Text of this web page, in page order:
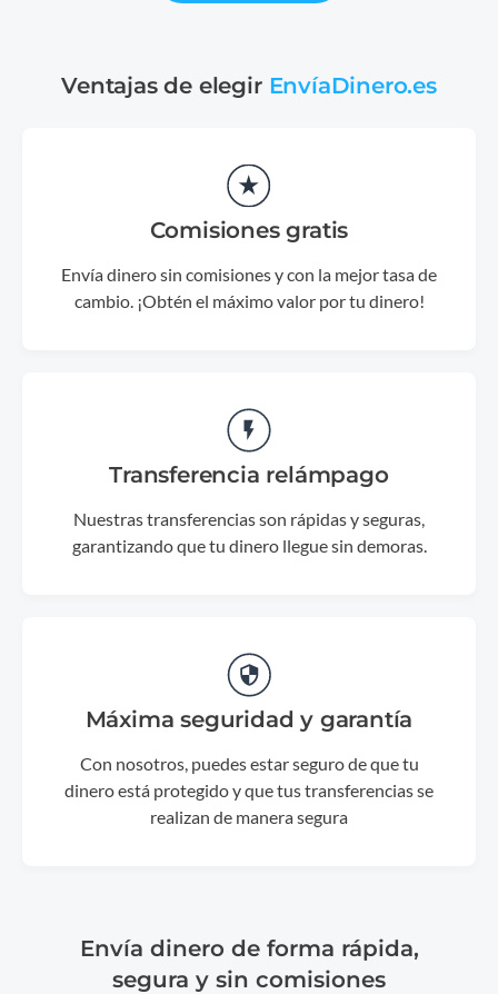
Ventajas de elegir EnvíaDinero.es
Comisiones gratis
Envía dinero sin comisiones y con la mejor tasa de
cambio. ¡Obtén el máximo valor por tu dinero!
Transferencia relámpago
Nuestras transferencias son rápidas y seguras,
garantizando que tu dinero llegue sin demoras.
Máxima seguridad y garantía
Con nosotros, puedes estar seguro de que tu
dinero está protegido y que tus transferencias se
realizan de manera segura
Envía dinero de forma rápida,
segura y sin comisiones